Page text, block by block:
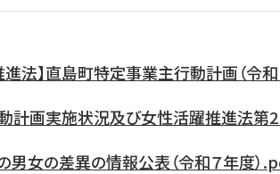
法】直島町特定事業主行動計画（令
計画実施状況及び女性活躍推進法第
男女の差異の情報公表（令和７年度）